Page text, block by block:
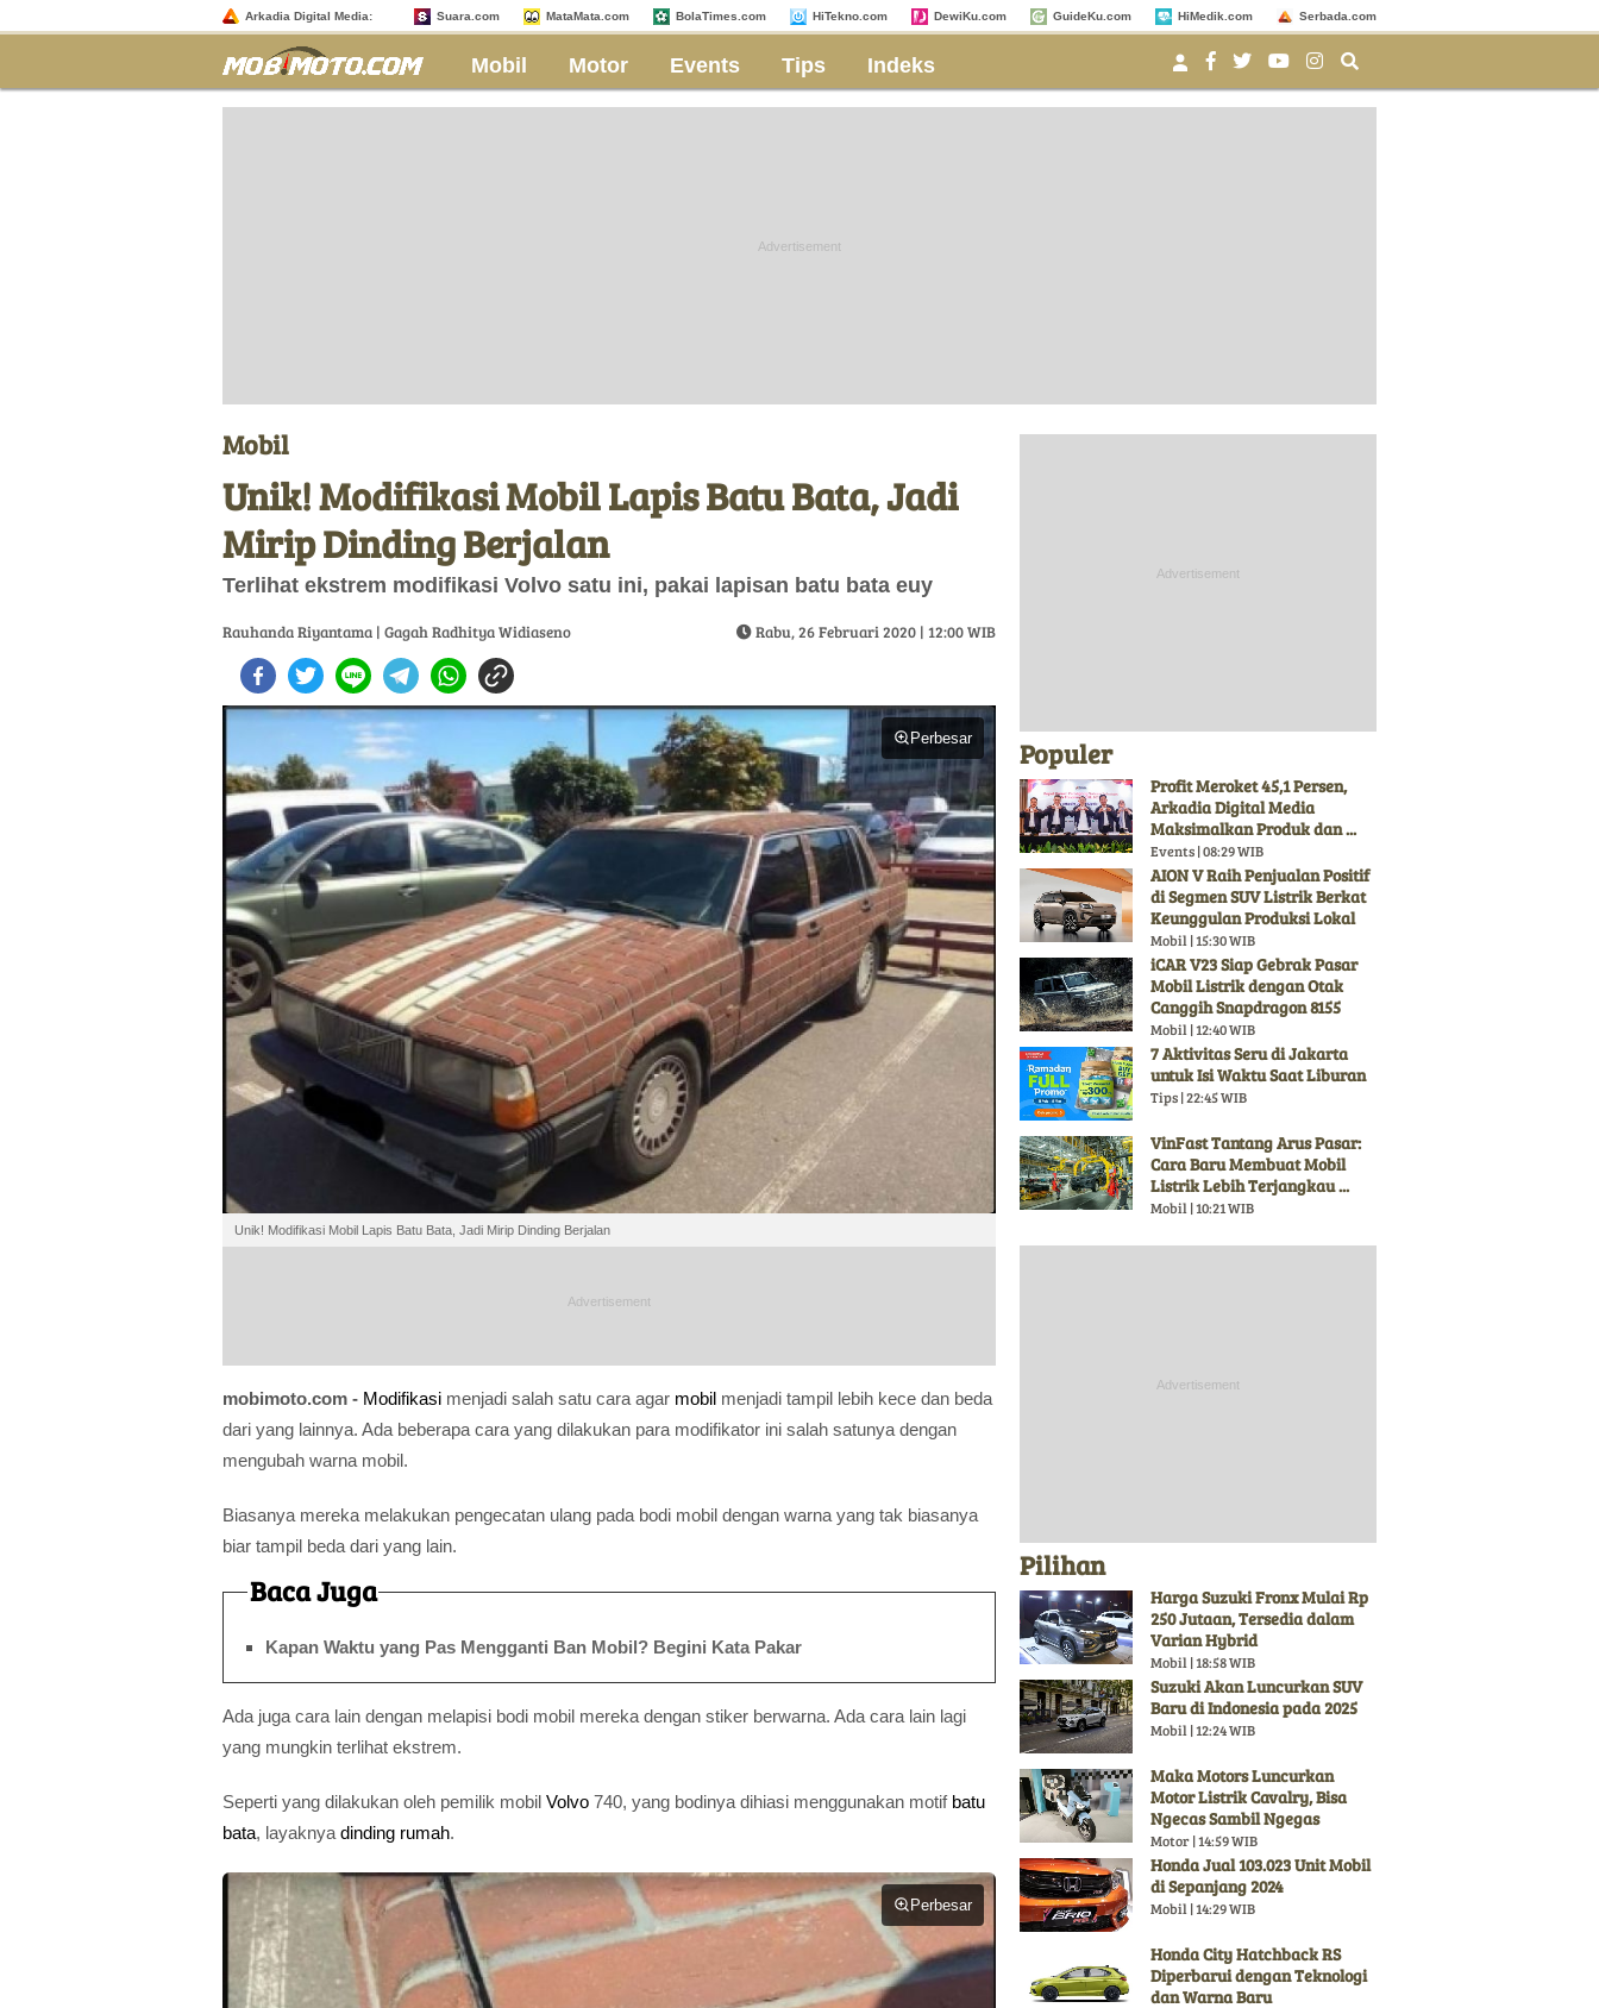
Arkadia Digital Media: Suara.com MataMata.com BolaTimes.com HiTekno.com DewiKu.com GuideKu.com HiMedik.com Serbada.com
Mobil Motor Events Tips Indeks
Mobil
Unik! Modifikasi Mobil Lapis Batu Bata, Jadi
Mirip Dinding Berjalan
Terlihat ekstrem modifikasi Volvo satu ini, pakai lapisan batu bata euy
Rauhanda Riyantama | Gagah Radhitya Widiaseno Rabu, 26 Februari 2020 | 12:00 WIB
Perbesar
Unik! Modifikasi Mobil Lapis Batu Bata, Jadi Mirip Dinding Berjalan
mobimoto.com - Modifikasi menjadi salah satu cara agar mobil menjadi tampil lebih kece dan beda
dari yang lainnya. Ada beberapa cara yang dilakukan para modifikator ini salah satunya dengan
mengubah warna mobil.
Biasanya mereka melakukan pengecatan ulang pada bodi mobil dengan warna yang tak biasanya
biar tampil beda dari yang lain.
Baca Juga
Kapan Waktu yang Pas Mengganti Ban Mobil? Begini Kata Pakar
Ada juga cara lain dengan melapisi bodi mobil mereka dengan stiker berwarna. Ada cara lain lagi
yang mungkin terlihat ekstrem.
Seperti yang dilakukan oleh pemilik mobil Volvo 740, yang bodinya dihiasi menggunakan motif batu
bata, layaknya dinding rumah.
Perbesar
Populer
Profit Meroket 45,1 Persen,
Arkadia Digital Media
Maksimalkan Produk dan ...
Events | 08:29 WIB
AION V Raih Penjualan Positif
di Segmen SUV Listrik Berkat
Keunggulan Produksi Lokal
Mobil | 15:30 WIB
iCAR V23 Siap Gebrak Pasar
Mobil Listrik dengan Otak
Canggih Snapdragon 8155
Mobil | 12:40 WIB
7 Aktivitas Seru di Jakarta
untuk Isi Waktu Saat Liburan
Tips | 22:45 WIB
VinFast Tantang Arus Pasar:
Cara Baru Membuat Mobil
Listrik Lebih Terjangkau ...
Mobil | 10:21 WIB
Pilihan
Harga Suzuki Fronx Mulai Rp
250 Jutaan, Tersedia dalam
Varian Hybrid
Mobil | 18:58 WIB
Suzuki Akan Luncurkan SUV
Baru di Indonesia pada 2025
Mobil | 12:24 WIB
Maka Motors Luncurkan
Motor Listrik Cavalry, Bisa
Ngecas Sambil Ngegas
Motor | 14:59 WIB
Honda Jual 103.023 Unit Mobil
di Sepanjang 2024
Mobil | 14:29 WIB
Honda City Hatchback RS
Diperbarui dengan Teknologi
dan Warna Baru